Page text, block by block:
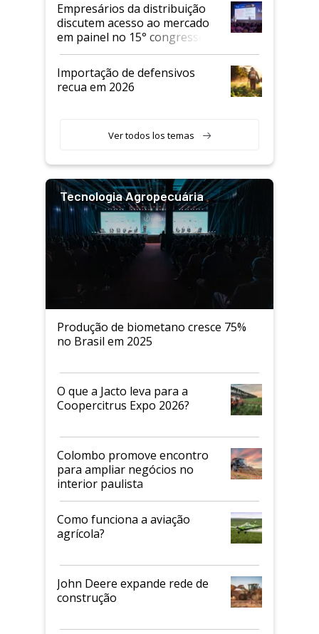
Empresários da distribuição
discutem acesso ao mercado
em painel no 15° congresso
Andav
Importação de defensivos
recua em 2026
Ver todos los temas
Tecnologia Agropecuária
Produção de biometano cresce 75%
no Brasil em 2025
O que a Jacto leva para a
Coopercitrus Expo 2026?
Colombo promove encontro
para ampliar negócios no
interior paulista
Como funciona a aviação
agrícola?
John Deere expande rede de
construção